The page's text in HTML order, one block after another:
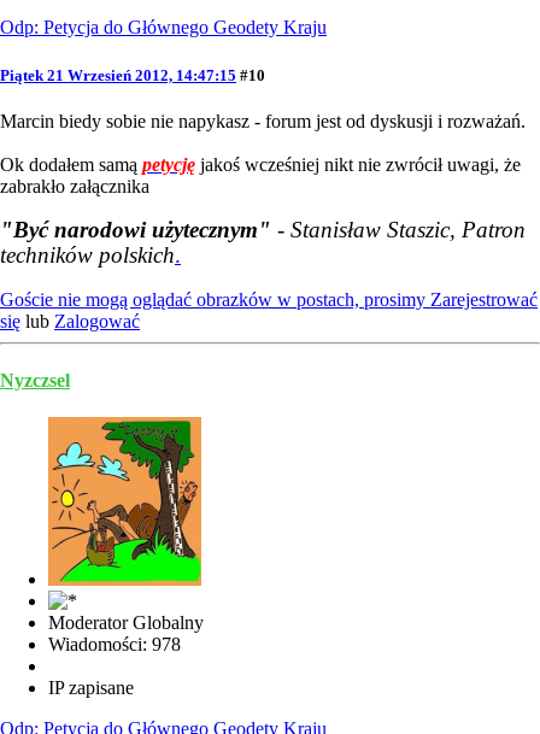
Odp: Petycja do Głównego Geodety Kraju
Piątek 21 Wrzesień 2012, 14:47:15 #10
Marcin biedy sobie nie napykasz - forum jest od dyskusji i rozważań.
Ok dodałem samą petycję jakoś wcześniej nikt nie zwrócił uwagi, że
zabrakło załącznika
"Być narodowi użytecznym" - Stanisław Staszic, Patron
techników polskich.
Goście nie mogą oglądać obrazków w postach, prosimy Zarejestrować
się lub Zalogować
Nyzczsel
Moderator Globalny
Wiadomości: 978
IP zapisane
Odp: Petycja do Głównego Geodety Kraju